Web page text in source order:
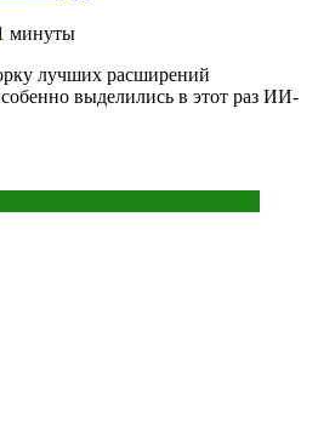
минуты
лучших расширений
выделились в этот раз ИИ-